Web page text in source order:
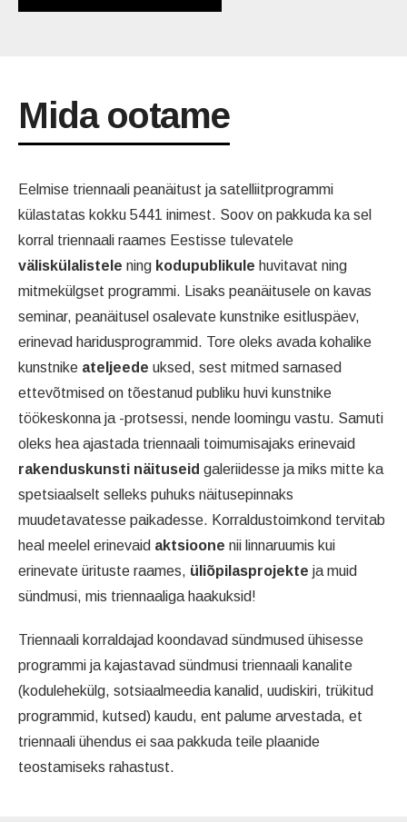
Mida ootame
Eelmise triennaali peanäitust ja satelliitprogrammi
külastatas kokku 5441 inimest. Soov on pakkuda ka sel
korral triennaali raames Eestisse tulevatele
väliskülalistele ning kodupublikule huvitavat ning
mitmekülgset programmi. Lisaks peanäitusele on kavas
seminar, peanäitusel osalevate kunstnike esitluspäev,
erinevad haridusprogrammid. Tore oleks avada kohalike
kunstnike ateljeede uksed, sest mitmed sarnased
ettevõtmised on tõestanud publiku huvi kunstnike
töökeskonna ja -protsessi, nende loomingu vastu. Samuti
oleks hea ajastada triennaali toimumisajaks erinevaid
rakenduskunsti näituseid galeriidesse ja miks mitte ka
spetsiaalselt selleks puhuks näitusepinnaks
muudetavatesse paikadesse. Korraldustoimkond tervitab
heal meelel erinevaid aktsioone nii linnaruumis kui
erinevate ürituste raames, üliõpilasprojekte ja muid
sündmusi, mis triennaaliga haakuksid!
Triennaali korraldajad koondavad sündmused ühisesse
programmi ja kajastavad sündmusi triennaali kanalite
(kodulehekülg, sotsiaalmeedia kanalid, uudiskiri, trükitud
programmid, kutsed) kaudu, ent palume arvestada, et
triennaali ühendus ei saa pakkuda teile plaanide
teostamiseks rahastust.